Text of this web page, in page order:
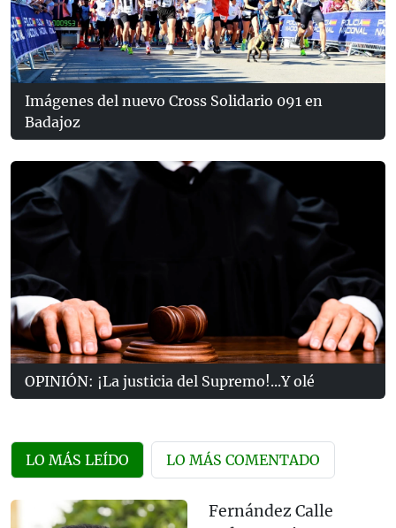
Imágenes del nuevo Cross Solidario 091 en
Badajoz
OPINIÓN: ¡La justicia del Supremo!...Y olé
LO MÁS LEÍDO LO MÁS COMENTADO
Fernández Calle